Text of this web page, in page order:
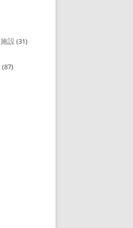
設 (31)
(87)